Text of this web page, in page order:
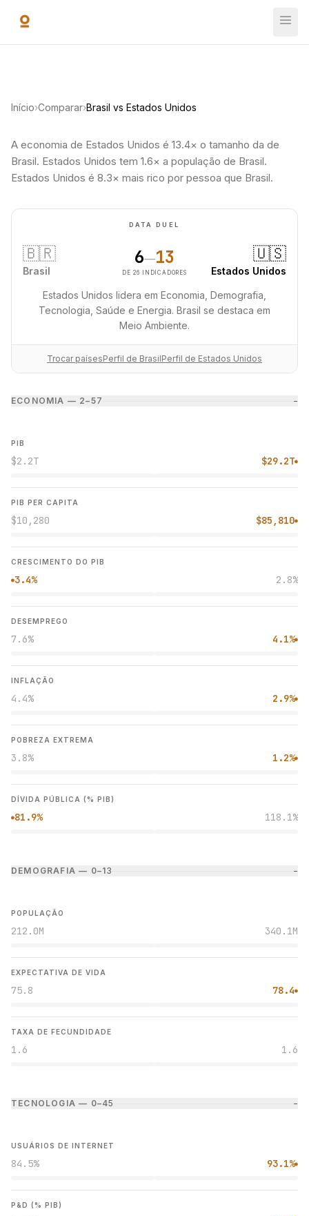
Início›Comparar›Brasil vs Estados Unidos
A economia de Estados Unidos é 13.4× o tamanho da de
Brasil. Estados Unidos tem 1.6× a população de Brasil.
Estados Unidos é 8.3× mais rico por pessoa que Brasil.
DATA DUEL
🇧🇷
Brasil
6—13
DE 26 INDICADORES
🇺🇸
Estados Unidos
Estados Unidos lidera em Economia, Demografia,
Tecnologia, Saúde e Energia. Brasil se destaca em
Meio Ambiente.
Trocar paísesPerfil de BrasilPerfil de Estados Unidos
ECONOMIA — 2–57 −
PIB
$2.2T $29.2T●
PIB PER CAPITA
$10,280 $85,810●
CRESCIMENTO DO PIB
●3.4% 2.8%
DESEMPREGO
7.6% 4.1%●
INFLAÇÃO
4.4% 2.9%●
POBREZA EXTREMA
3.8% 1.2%●
DÍVIDA PÚBLICA (% PIB)
●81.9% 118.1%
DEMOGRAFIA — 0–13 −
POPULAÇÃO
212.0M 340.1M
EXPECTATIVA DE VIDA
75.8 78.4●
TAXA DE FECUNDIDADE
1.6 1.6
TECNOLOGIA — 0–45 −
USUÁRIOS DE INTERNET
84.5% 93.1%●
P&D (% PIB)